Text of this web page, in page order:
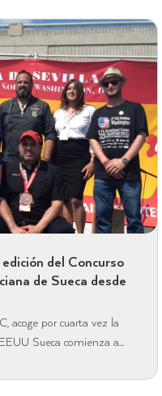
del Concurso
de Sueca desde
acoge por cuarta vez la
Sueca comienza a...